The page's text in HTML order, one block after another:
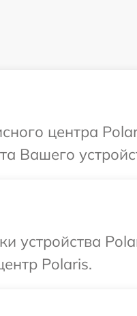
центра
Вашего
устройства
Polaris.